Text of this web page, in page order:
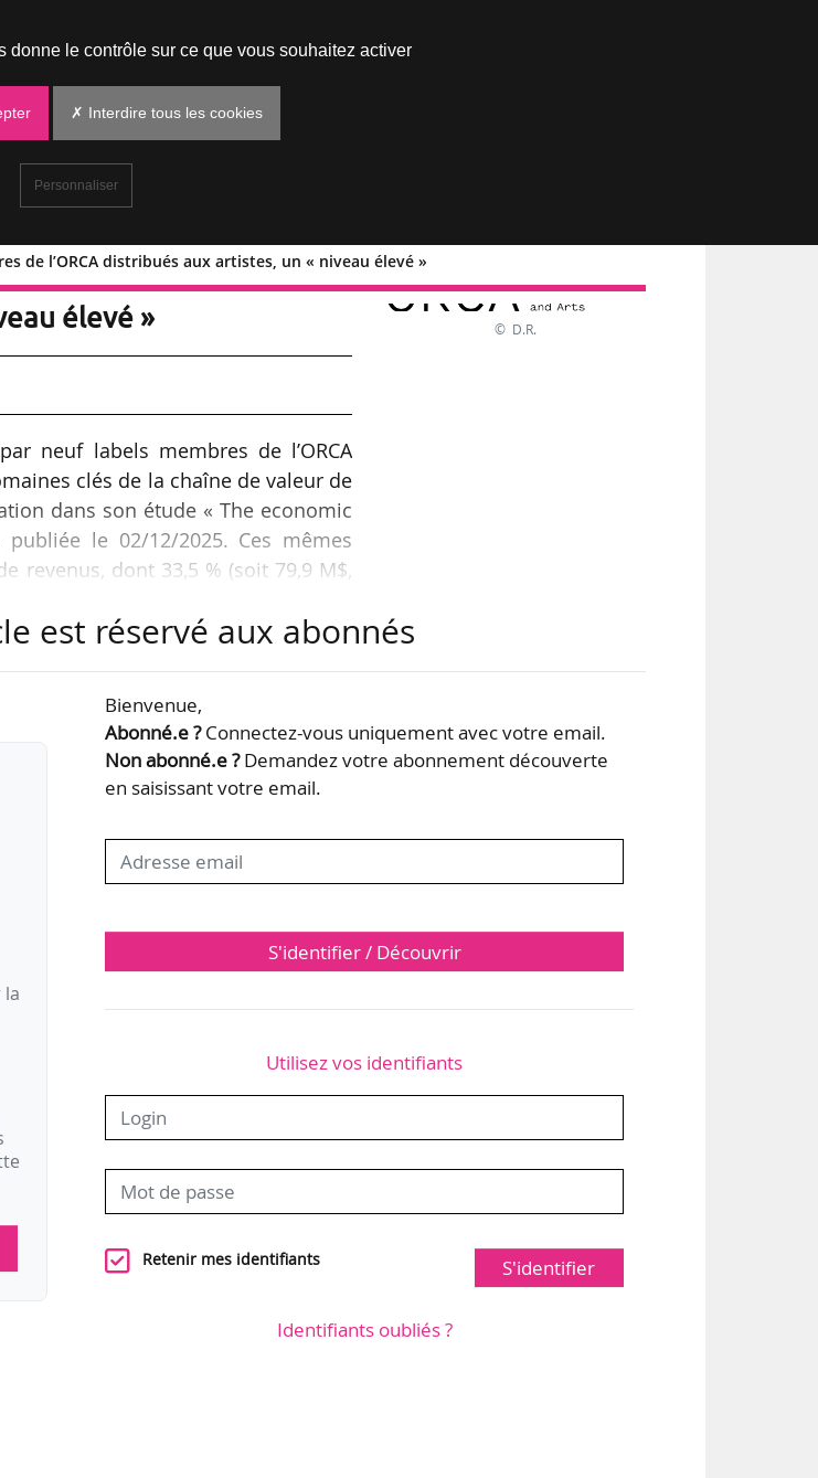
de l’ORCA distribués aux artistes, un « niveau élevé »
de 9 membres de
élevé »
neuf labels membres de l’ORCA
clés de la chaîne de valeur de
dans son étude « The economic
le 02/12/2025. Ces mêmes
revenus, dont 33,5 % (soit 79,9 M$,
internationales ». Cette
© D.R.
est réservé aux abonnés
la
Bienvenue,
Abonné.e ?Connectez-vous uniquement avec votre email.
Non abonné.e ?Demandez votre abonnement découverte
en saisissant votre email.
S'identifier / Découvrir
Utilisez vos identifiants
Retenir mes identifiants S'identifier
Identifiants oubliés ?
donne le contrôle sur ce que vous souhaitez activer
✗ Interdire tous les cookies
Personnaliser